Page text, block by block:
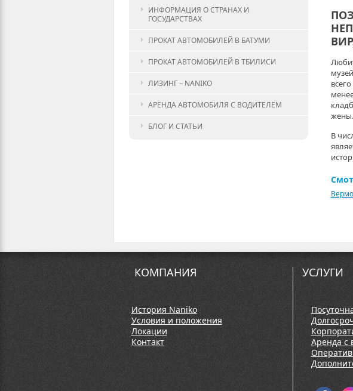
ИНФОРМАЦИЯ О СТРАНАХ И
ГОСУДАРСТВАХ
ПРОКАТ АВТОМОБИЛЕЙ В БАТУМИ
ПРОКАТ АВТОМОБИЛЕЙ В ТБИЛИСИ
ЛИЗИНГ – NANIKO
АРЕНДА АВТОМОБИЛЯ С ВОДИТЕЛЕМ
БЛОГ И СТАТЬИ
жены.
В
КОМПАНИЯ
История Naniko
Условия и положения
Локации
Контакт
УСЛУГИ
Аренда с